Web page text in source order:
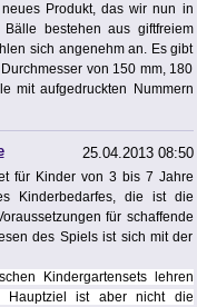
Produkt, das wir nun in
bestehen aus giftfreiem
sich angenehm an. Es gibt
von 150 mm, 180
mit aufgedruckten Nummern
25.04.2013 08:50
für Kinder von 3 bis 7 Jahre
Kinderbedarfes, die ist die
für schaffende
des Spiels ist sich mit der
Kindergartensets lehren
Hauptziel ist aber nicht die